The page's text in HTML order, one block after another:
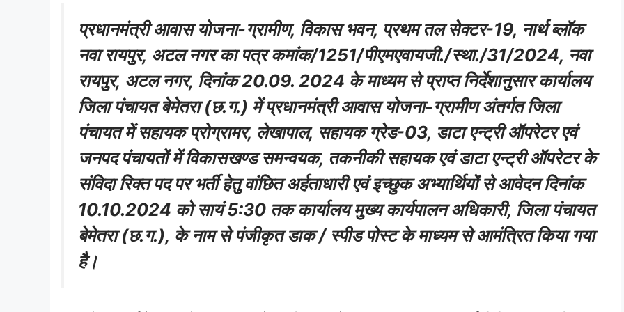
प्रधानमंत्री आवास योजना-ग्रामीण, विकास भवन, प्रथम तल सेक्टर-19, नार्थ ब्लॉक
नवा रायपुर, अटल नगर का पत्र कमांक/1251/पीएमएवायजी./स्था./31/2024, नवा
रायपुर, अटल नगर, दिनांक 20.09. 2024 के माध्यम से प्राप्त निर्देशानुसार कार्यालय
जिला पंचायत बेमेतरा (छ.ग.) में प्रधानमंत्री आवास योजना-ग्रामीण अंतर्गत जिला
पंचायत में सहायक प्रोग्रामर, लेखापाल, सहायक ग्रेड-03, डाटा एन्ट्री ऑपरेटर एवं
जनपद पंचायतों में विकासखण्ड समन्वयक, तकनीकी सहायक एवं डाटा एन्ट्री ऑपरेटर के
संविदा रिक्त पद पर भर्ती हेतु वांछित अर्हताधारी एवं इच्छुक अभ्यार्थियों से आवेदन दिनांक
10.10.2024 को सायं 5:30 तक कार्यालय मुख्य कार्यपालन अधिकारी, जिला पंचायत
बेमेतरा (छ.ग.), के नाम से पंजीकृत डाक / स्पीड पोस्ट के माध्यम से आमंत्रित किया गया
है।